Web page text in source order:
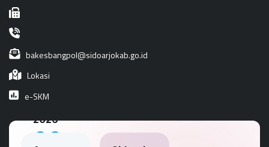
bakesbangpol@sidoarjokab.go.id
Lokasi
e-SKM